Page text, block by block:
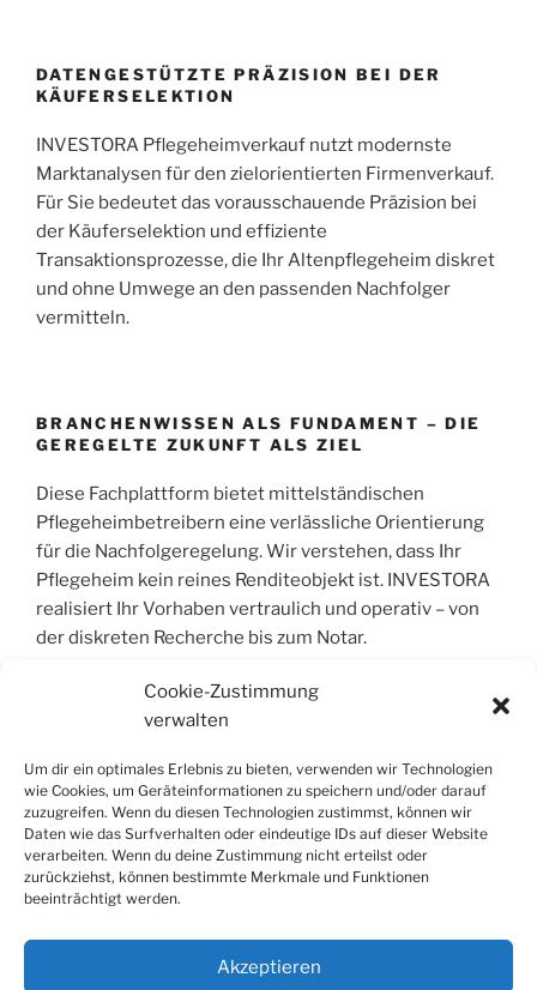
Cookie-Zustimmung
verwalten
Um dir ein optimales Erlebnis zu bieten, verwenden wir Technologien
wie Cookies, um Geräteinformationen zu speichern und/oder darauf
zuzugreifen. Wenn du diesen Technologien zustimmst, können wir
Daten wie das Surfverhalten oder eindeutige IDs auf dieser Website
verarbeiten. Wenn du deine Zustimmung nicht erteilst oder
zurückziehst, können bestimmte Merkmale und Funktionen
beeinträchtigt werden.
Akzeptieren
DATENGESTÜTZTE PRÄZISION BEI DER
KÄUFERSELEKTION
INVESTORA Pflegeheimverkauf nutzt modernste
Marktanalysen für den zielorientierten Firmenverkauf.
Für Sie bedeutet das vorausschauende Präzision bei
der Käuferselektion und effiziente
Transaktionsprozesse, die Ihr Altenpflegeheim diskret
und ohne Umwege an den passenden Nachfolger
vermitteln.
BRANCHENWISSEN ALS FUNDAMENT – DIE
GEREGELTE ZUKUNFT ALS ZIEL
Diese Fachplattform bietet mittelständischen
Pflegeheimbetreibern eine verlässliche Orientierung
für die Nachfolgeregelung. Wir verstehen, dass Ihr
Pflegeheim kein reines Renditeobjekt ist. INVESTORA
realisiert Ihr Vorhaben vertraulich und operativ – von
der diskreten Recherche bis zum Notar.
GMBH & CO. KG. ALLE RECHTE VORBEHALT
Alle Informationen wurden sorgfältig
zusammengestellt, jedoch wird jegliche Haftung für
Richtigkeit und Vollständigkeit ausgeschlossen. Die
Inhalte dienen der allgemeinen Information und stellen
keine individuelle Fachberatung.